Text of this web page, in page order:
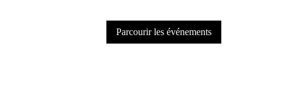
Parcourir les événements